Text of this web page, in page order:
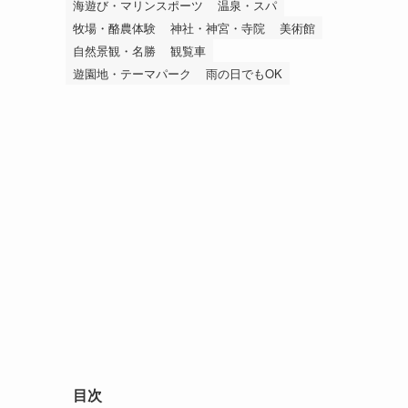
海遊び・マリンスポーツ
温泉・スパ
牧場・酪農体験
神社・神宮・寺院
美術館
自然景観・名勝
観覧車
遊園地・テーマパーク
雨の日でもOK
目次